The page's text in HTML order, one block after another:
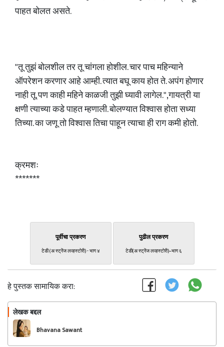
पाहत बोलत असते.
"तू तुझं बोलशील तर तू चांगला होशील. चार पाच महिन्याने
ऑपरेशन करणार आहे आम्ही. त्यात बघू काय होत ते. अपंग होणार
नाही तू. पण काही महिने काळजी तुझी घ्यावी लागेल.",गायत्री या
क्षणी त्याच्या कडे पाहत म्हणाली. बोलण्यात विश्वास होता सध्या
तिच्या. का जणू तो विश्वास तिचा पाहून त्याचा ही राग कमी होतो.
क्रमशः
*******
पूर्वीचा प्रकरण
टेडी (अ स्ट्रेंज लव्हस्टोरी) - भाग ४
पुढील प्रकरण
टेडी(अ स्ट्रेंज लव्हस्टोरी)–भाग ६
हे पुस्तक सामायिक करा:
लेखक बद्दल
Bhavana Sawant